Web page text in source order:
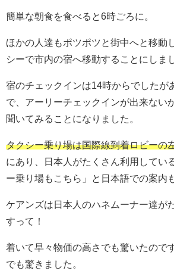
簡単な朝食を食べると6時ごろに。
ほかの人達もポツポツと街中へと移動
シーで市内の宿へ移動することにしま
宿のチェックインは14時からでしたが
で、アーリーチェックインが出来ない
聞いてみることになりました。
タクシー乗り場は国際線到着ロビーの
にあり、日本人がたくさん利用してい
ー乗り場もこちら」と日本語での案内
ケアンズは日本人のハネムーナー達が
すって！
着いて早々物価の高さでも驚いたので
でも驚きました。